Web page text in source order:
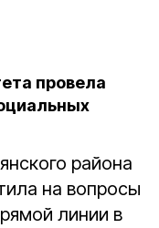
провела
района
на вопросы
линии в